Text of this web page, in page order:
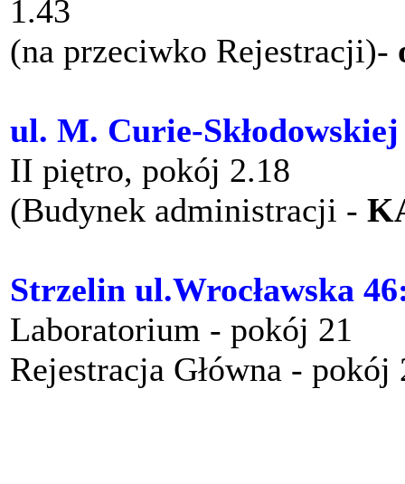
1.43
(na przeciwko Rejestracji)-
ul. M. Curie-Skłodowskiej
II piętro, pokój 2.18
(Budynek administracji -
Strzelin ul.Wrocławska
Laboratorium - pokój 21
Rejestracja Główna -